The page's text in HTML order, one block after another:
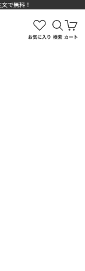
で無料！
ラインショップ
お気に入り
検索を
検索
カ
カート